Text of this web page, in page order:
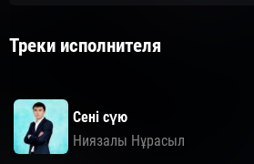
Треки исполнителя
Сені сүю
Ниязалы Нұрасыл